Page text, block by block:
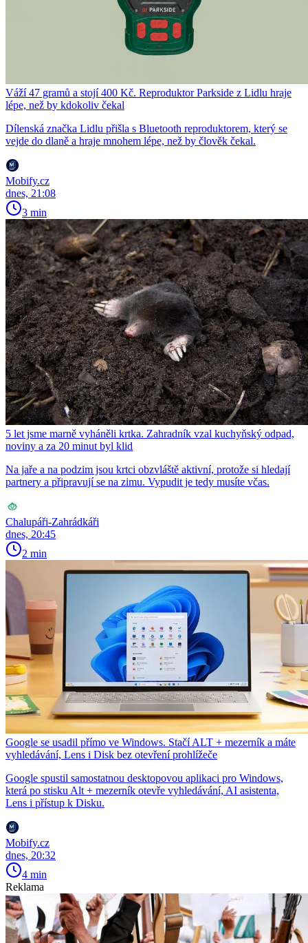
Váží 47 gramů a stojí 400 Kč. Reproduktor Parkside z Lidlu hraje
lépe, než by kdokoliv čekal
Dílenská značka Lidlu přišla s Bluetooth reproduktorem, který se
vejde do dlaně a hraje mnohem lépe, než by člověk čekal.
Mobify.cz
dnes, 21:08
3 min
5 let jsme marně vyháněli krtka. Zahradník vzal kuchyňský odpad,
noviny a za 20 minut byl klid
Na jaře a na podzim jsou krtci obzvláště aktivní, protože si hledají
partnery a připravují se na zimu. Vypudit je tedy musíte včas.
Chalupáři-Zahrádkáři
dnes, 20:45
2 min
Google se usadil přímo ve Windows. Stačí ALT + mezerník a máte
vyhledávání, Lens i Disk bez otevření prohlížeče
Google spustil samostatnou desktopovou aplikaci pro Windows,
která po stisku Alt + mezerník otevře vyhledávání, AI asistenta,
Lens i přístup k Disku.
Mobify.cz
dnes, 20:32
4 min
Reklama